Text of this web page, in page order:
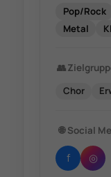
Pop/Rock
Metal
👥
Chor
🌐 Social
f ◎